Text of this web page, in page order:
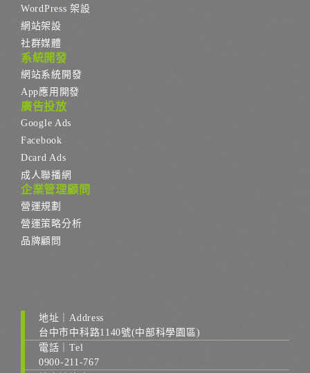
WordPress 架設
網站架設
社群媒體
系統開發
網站系統開發
App應用開發
廣告投放
Google Ads
Facebook
Dcard Ads
成人聯播網
企業管理顧問
營運規劃
營運策略分析
品牌顧問
地址｜Address
台中市中科路1140號(中部科學園區)
電話｜Tel
0900-211-767